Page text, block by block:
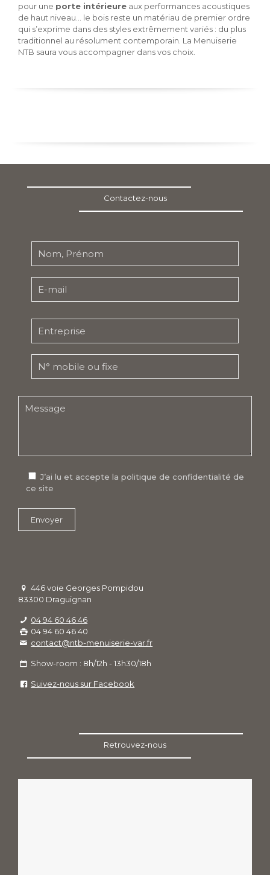
pour une porte intérieure aux performances acoustiques
de haut niveau… le bois reste un matériau de premier ordre
qui s’exprime dans des styles extrêmement variés : du plus
traditionnel au résolument contemporain. La Menuiserie
NTB saura vous accompagner dans vos choix.
Contactez-nous
J’ai lu et accepte la politique de confidentialité de
ce site
446 voie Georges Pompidou
83300 Draguignan
04 94 60 46 46
04 94 60 46 40
contact@ntb-menuiserie-var.fr
Show-room : 8h/12h - 13h30/18h
Suivez-nous sur Facebook
Retrouvez-nous